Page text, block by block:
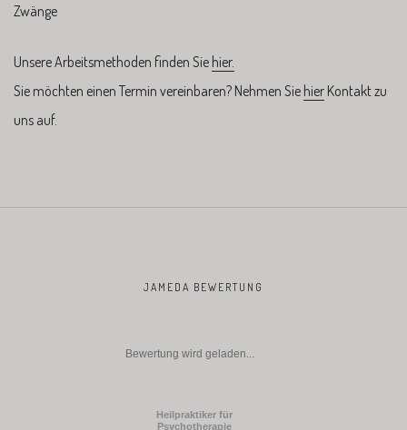
Zwänge
Unsere Arbeitsmethoden finden Sie hier.
Sie möchten einen Termin vereinbaren? Nehmen Sie hier Kontakt zu
uns auf.
JAMEDA BEWERTUNG
Bewertung wird geladen...
Heilpraktiker für
Psychotherapie